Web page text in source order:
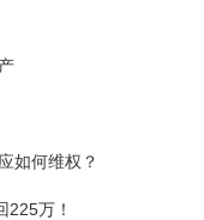
如何维权？
225万！